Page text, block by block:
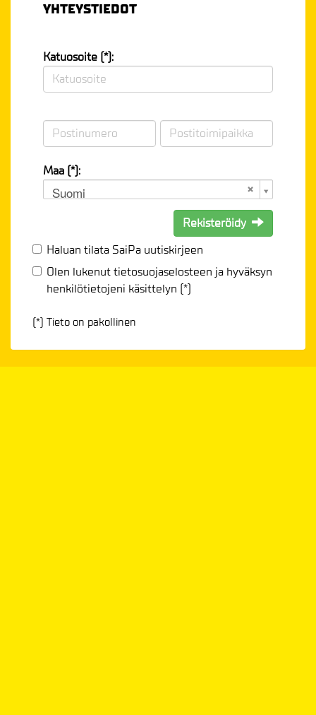
YHTEYSTIEDOT
Katuosoite (*):
Maa (*):
Suomi
Rekisteröidy
Haluan tilata SaiPa uutiskirjeen
Olen lukenuttietosuojaselosteen ja hyväksyn
henkilötietojeni käsittelyn (*)
(*) Tieto on pakollinen